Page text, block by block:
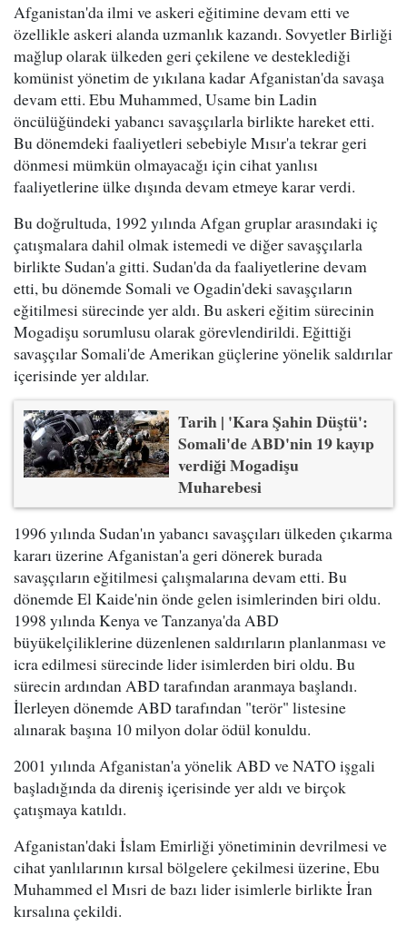
Afganistan'da ilmi ve askeri eğitimine devam etti ve
özellikle askeri alanda uzmanlık kazandı. Sovyetler Birliği
mağlup olarak ülkeden geri çekilene ve desteklediği
komünist yönetim de yıkılana kadar Afganistan'da savaşa
devam etti. Ebu Muhammed, Usame bin Ladin
öncülüğündeki yabancı savaşçılarla birlikte hareket etti.
Bu dönemdeki faaliyetleri sebebiyle Mısır'a tekrar geri
dönmesi mümkün olmayacağı için cihat yanlısı
faaliyetlerine ülke dışında devam etmeye karar verdi.
Bu doğrultuda, 1992 yılında Afgan gruplar arasındaki iç
çatışmalara dahil olmak istemedi ve diğer savaşçılarla
birlikte Sudan'a gitti. Sudan'da da faaliyetlerine devam
etti, bu dönemde Somali ve Ogadin'deki savaşçıların
eğitilmesi sürecinde yer aldı. Bu askeri eğitim sürecinin
Mogadişu sorumlusu olarak görevlendirildi. Eğittiği
savaşçılar Somali'de Amerikan güçlerine yönelik saldırılar
içerisinde yer aldılar.
Tarih | 'Kara Şahin Düştü':
Somali'de ABD'nin 19 kayıp
verdiği Mogadişu
Muharebesi
1996 yılında Sudan'ın yabancı savaşçıları ülkeden çıkarma
kararı üzerine Afganistan'a geri dönerek burada
savaşçıların eğitilmesi çalışmalarına devam etti. Bu
dönemde El Kaide'nin önde gelen isimlerinden biri oldu.
1998 yılında Kenya ve Tanzanya'da ABD
büyükelçiliklerine düzenlenen saldırıların planlanması ve
icra edilmesi sürecinde lider isimlerden biri oldu. Bu
sürecin ardından ABD tarafından aranmaya başlandı.
İlerleyen dönemde ABD tarafından "terör" listesine
alınarak başına 10 milyon dolar ödül konuldu.
2001 yılında Afganistan'a yönelik ABD ve NATO işgali
başladığında da direniş içerisinde yer aldı ve birçok
çatışmaya katıldı.
Afganistan'daki İslam Emirliği yönetiminin devrilmesi ve
cihat yanlılarının kırsal bölgelere çekilmesi üzerine, Ebu
Muhammed el Mısri de bazı lider isimlerle birlikte İran
kırsalına çekildi.